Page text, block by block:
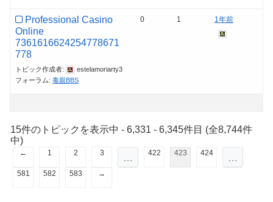
Professional Casino
Online
7361616624254778671
778
トピック作成者:
estelamoriarty3
フォーラム: 毒親BBS
0 1 1年前
15件のトピックを表示中 - 6,331 - 6,345件目 (全8,744件
中)
← 1 2 3 … 422 423 424 …
581 582 583 →